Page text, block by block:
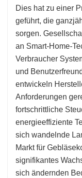
Dies hat zu einer
geführt, die
sorgen.
an Smart-Home-
Verbraucher
und
entwickeln
Anforderungen
fortschrittliche
energieeffiziente
sich wandelnde
Markt für
signifikantes
sich ändernden